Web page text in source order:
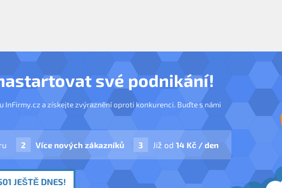
své podnikání!
a získejte zvýraznění oproti konkurenci. Buďte s námi
Více nových zákazníků Již od 14 Kč / den
JEŠTĚ DNES!